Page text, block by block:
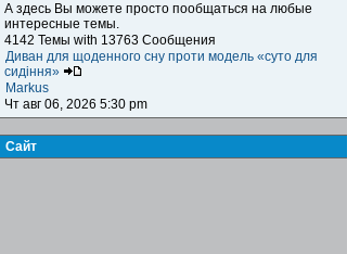
А здесь Вы можете просто пообщаться на любые
интересные темы.
4142 Темы with 13763 Сообщения
Диван для щоденного сну проти модель «суто для
сидіння»
Markus
Чт авг 06, 2026 5:30 pm
Сайт